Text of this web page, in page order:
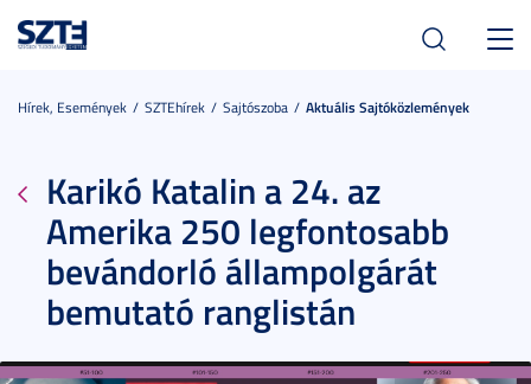
Hírek, Események SZTEhírek Sajtószoba Aktuális Sajtóközlemények
Karikó Katalin a 24. az
Amerika 250 legfontosabb
bevándorló állampolgárát
bemutató ranglistán